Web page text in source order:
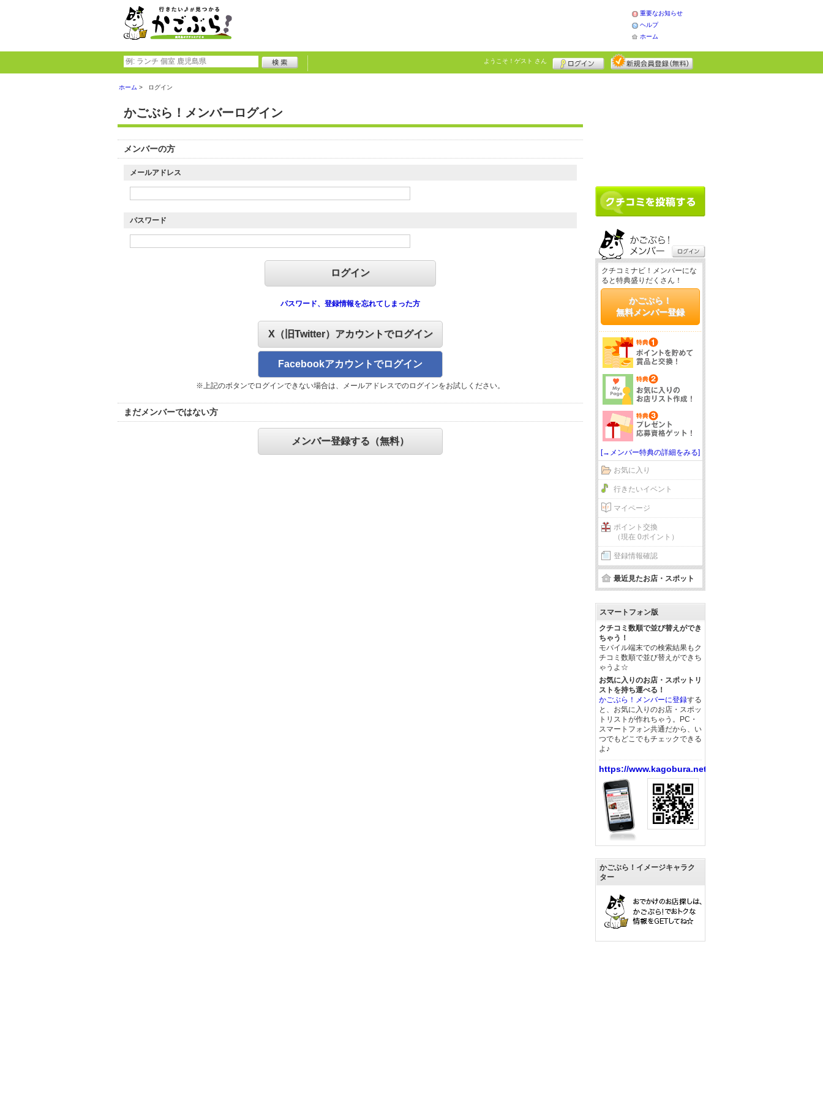
重要なお知らせ
ヘルプ
ホーム
ようこそ！ ゲスト さん
ホーム ログイン
かごぶら！メンバーログイン
メンバーの方
メールアドレス
パスワード
パスワード、登録情報を忘れてしまった方
X（旧Twitter）アカウントでログイン
Facebookアカウントでログイン
※上記のボタンでログインできない場合は、メールアドレスでのログインをお試しください。
まだメンバーではない方
メンバー登録する（無料）
クチコミナビ！メンバーにな
ると特典盛りだくさん！
かごぶら！
無料メンバー登録
[→メンバー特典の詳細をみる]
お気に入り
行きたいイベント
マイページ
ポイント交換
（現在 0ポイント）
登録情報確認
最近見たお店・スポット
スマートフォン版
クチコミ数順で並び替えができ
ちゃう！
モバイル端末での検索結果もク
チコミ数順で並び替えができち
ゃうよ☆
お気に入りのお店・スポットリ
ストを持ち運べる！
かごぶら！メンバーに登録する
と、お気に入りのお店・スポッ
トリストが作れちゃう。PC・
スマートフォン共通だから、い
つでもどこでもチェックできる
よ♪
https://www.kagobura.net/
かごぶら！イメージキャラク
ター